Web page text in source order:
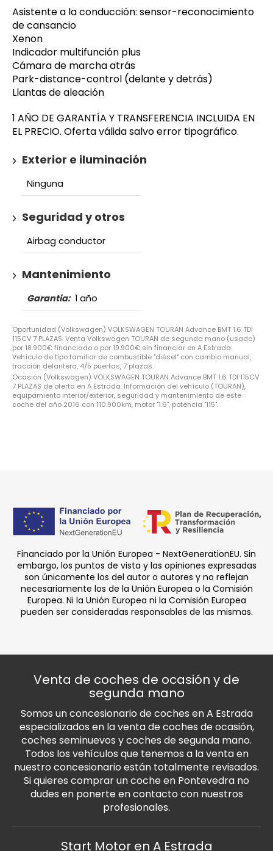
Asistente a la conducción: sensor-reconocimiento
de cansancio
Xenon
Indicador multifunción plus
Cámara de marcha atrás
Park-distance-control (delante y detrás)
Llantas de aleación
1 AÑO DE GARANTÍA Y TRANSFERENCIA INCLUIDA EN
EL PRECIO. Oferta válida salvo error tipográfico.
Exterior e iluminación
Ninguna
Seguridad y otros
Airbag conductor
Mantenimiento
Garantia: 1 año
Oportunidad (Volkswagen) VOLKSWAGEN TOURAN Advance BMT 1.6 TDI
115CV 7 PLAZAS. Venta Volkswagen TOURAN de segunda mano (usado)
por 18.900€ financiado o por 19.900€ sin financiar en A Estrada.
Vehículo de tipo familiar de combustible "diésel" con cambio manual,
tracción delantera, 4/5 puertas, 7 plazas.
Ocasión (Volkswagen) VOLKSWAGEN TOURAN Advance BMT 1.6 TDI 115CV
7 PLAZAS de oferta en A Estrada. Información del vehículo (TOURAN),
equipamiento interior/exterior, seguridad y mantenimiento de este
coche del año 2016 con 110.900km, motor "1.6", potencia "115".
Financiado por la Unión Europea - NextGenerationEU. Sin
embargo, los puntos de vista y las opiniones expresadas
son únicamente los del autor o autores y no reflejan
necesariamente los de la Unión Europea o la Comisión
Europea. Ni la Unión Europea ni la Comisión Europea
pueden ser consideradas responsables de las mismas.
Venta de coches de ocasión y de
segunda mano
Somos un concesionario de coches en A Estrada
especializados en la venta de coches de ocasión,
coches seminuevos y coches de segunda mano.
Todos los vehículos que tenemos a la venta en
nuestro concesionario están totalmente revisados.
Si quieres comprar un coche en Pontevedra no
dudes en ponerte en contacto con nuestros
profesionales.
Start Motor en A Estrada